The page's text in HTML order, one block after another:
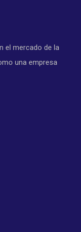
el mercado de la
una empresa